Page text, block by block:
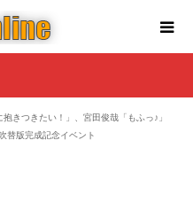
きつきたい！」、宮田俊哉「もふっ♪」
替版完成記念イベント